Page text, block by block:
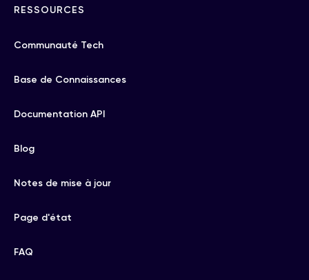
RESSOURCES
Communauté Tech
Base de Connaissances
Documentation API
Blog
Notes de mise à jour
Page d'état
FAQ